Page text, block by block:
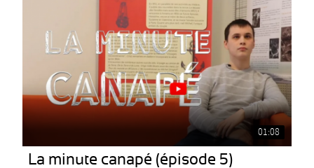
01:08
La minute canapé (épisode 5)